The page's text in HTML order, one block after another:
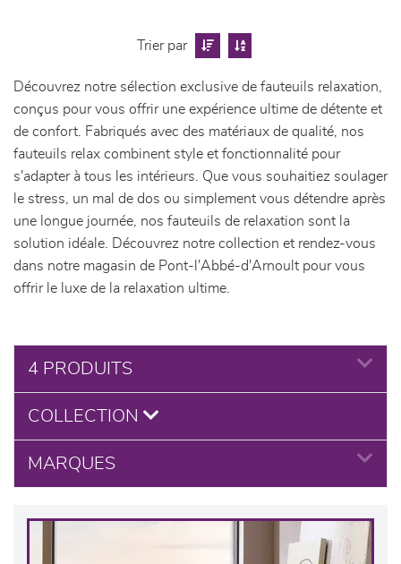
décoration
Trier par
Découvrez notre sélection exclusive de fauteuils relaxation,
conçus pour vous offrir une expérience ultime de détente et
de confort. Fabriqués avec des matériaux de qualité, nos
fauteuils relax combinent style et fonctionnalité pour
s'adapter à tous les intérieurs. Que vous souhaitiez soulager
le stress, un mal de dos ou simplement vous détendre après
une longue journée, nos fauteuils de relaxation sont la
solution idéale. Découvrez notre collection et rendez-vous
dans notre magasin de Pont-l'Abbé-d'Arnoult pour vous
offrir le luxe de la relaxation ultime.
4 PRODUITS
COLLECTION
MARQUES